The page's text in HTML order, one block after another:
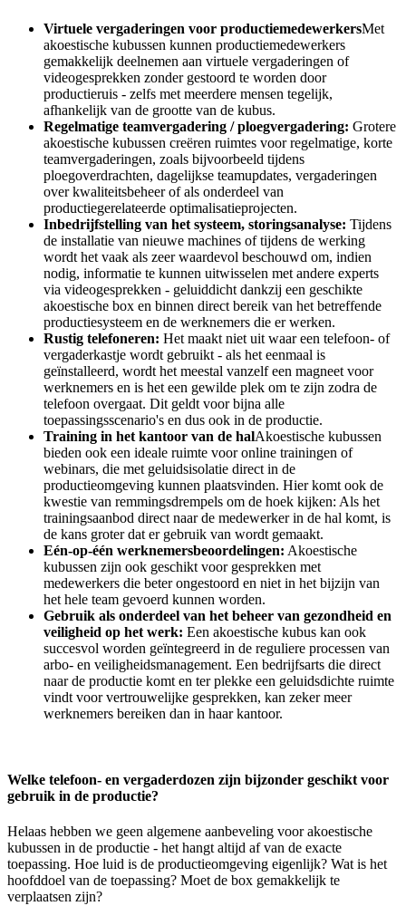
Virtuele vergaderingen voor productiemedewerkersMet
akoestische kubussen kunnen productiemedewerkers
gemakkelijk deelnemen aan virtuele vergaderingen of
videogesprekken zonder gestoord te worden door
productieruis - zelfs met meerdere mensen tegelijk,
afhankelijk van de grootte van de kubus.
Regelmatige teamvergadering / ploegvergadering: Grotere
akoestische kubussen creëren ruimtes voor regelmatige, korte
teamvergaderingen, zoals bijvoorbeeld tijdens
ploegoverdrachten, dagelijkse teamupdates, vergaderingen
over kwaliteitsbeheer of als onderdeel van
productiegerelateerde optimalisatieprojecten.
Inbedrijfstelling van het systeem, storingsanalyse: Tijdens
de installatie van nieuwe machines of tijdens de werking
wordt het vaak als zeer waardevol beschouwd om, indien
nodig, informatie te kunnen uitwisselen met andere experts
via videogesprekken - geluiddicht dankzij een geschikte
akoestische box en binnen direct bereik van het betreffende
productiesysteem en de werknemers die er werken.
Rustig telefoneren: Het maakt niet uit waar een telefoon- of
vergaderkastje wordt gebruikt - als het eenmaal is
geïnstalleerd, wordt het meestal vanzelf een magneet voor
werknemers en is het een gewilde plek om te zijn zodra de
telefoon overgaat. Dit geldt voor bijna alle
toepassingsscenario's en dus ook in de productie.
Training in het kantoor van de halAkoestische kubussen
bieden ook een ideale ruimte voor online trainingen of
webinars, die met geluidsisolatie direct in de
productieomgeving kunnen plaatsvinden. Hier komt ook de
kwestie van remmingsdrempels om de hoek kijken: Als het
trainingsaanbod direct naar de medewerker in de hal komt, is
de kans groter dat er gebruik van wordt gemaakt.
Eén-op-één werknemersbeoordelingen: Akoestische
kubussen zijn ook geschikt voor gesprekken met
medewerkers die beter ongestoord en niet in het bijzijn van
het hele team gevoerd kunnen worden.
Gebruik als onderdeel van het beheer van gezondheid en
veiligheid op het werk: Een akoestische kubus kan ook
succesvol worden geïntegreerd in de reguliere processen van
arbo- en veiligheidsmanagement. Een bedrijfsarts die direct
naar de productie komt en ter plekke een geluidsdichte ruimte
vindt voor vertrouwelijke gesprekken, kan zeker meer
werknemers bereiken dan in haar kantoor.
Welke telefoon- en vergaderdozen zijn bijzonder geschikt voor
gebruik in de productie?
Helaas hebben we geen algemene aanbeveling voor akoestische
kubussen in de productie - het hangt altijd af van de exacte
toepassing. Hoe luid is de productieomgeving eigenlijk? Wat is het
hoofddoel van de toepassing? Moet de box gemakkelijk te
verplaatsen zijn?